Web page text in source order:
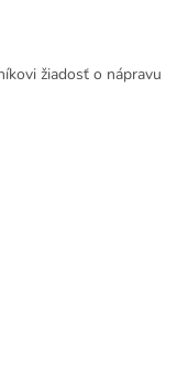
žiadosť o nápravu